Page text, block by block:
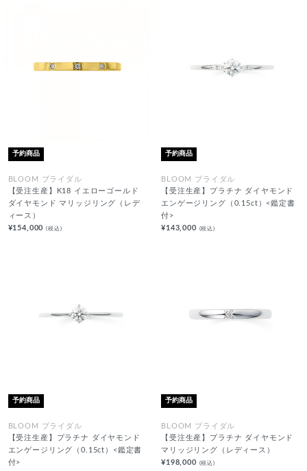
予約商品
BLOOM ブライダル
【受注生産】K18 イエローゴールド
ダイヤモンド マリッジリング（レデ
ィース）
¥154,000(税込)
予約商品
BLOOM ブライダル
【受注生産】プラチナ ダイヤモンド
エンゲージリング（0.15ct）<鑑定書
付>
¥143,000 (税込)
予約商品
BLOOM ブライダル
【受注生産】プラチナ ダイヤモンド
エンゲージリング（0.15ct）<鑑定書
付>
予約商品
BLOOM ブライダル
【受注生産】プラチナ ダイヤモンド
マリッジリング（レディース）
¥198,000 (税込)